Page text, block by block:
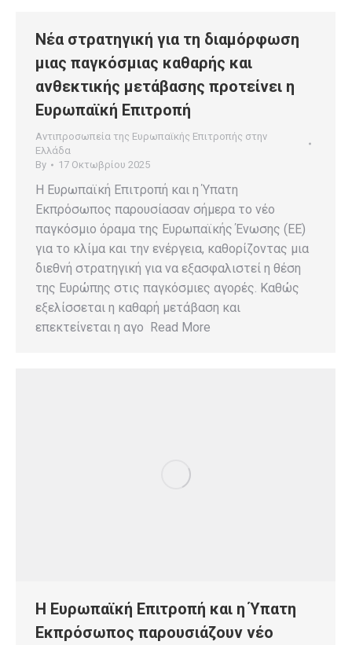
Νέα στρατηγική για τη διαμόρφωση
μιας παγκόσμιας καθαρής και
ανθεκτικής μετάβασης προτείνει η
Ευρωπαϊκή Επιτροπή
Αντιπροσωπεία της Ευρωπαϊκής Επιτροπής στην
Ελλάδα
By
17 Οκτωβρίου 2025
Η Ευρωπαϊκή Επιτροπή και η Ύπατη
Εκπρόσωπος παρουσίασαν σήμερα το νέο
παγκόσμιο όραμα της Ευρωπαϊκής Ένωσης (ΕΕ)
για το κλίμα και την ενέργεια, καθορίζοντας μια
διεθνή στρατηγική για να εξασφαλιστεί η θέση
της Ευρώπης στις παγκόσμιες αγορές. Καθώς
εξελίσσεται η καθαρή μετάβαση και
επεκτείνεται η αγο Read More
Η Ευρωπαϊκή Επιτροπή και η Ύπατη
Εκπρόσωπος παρουσιάζουν νέο